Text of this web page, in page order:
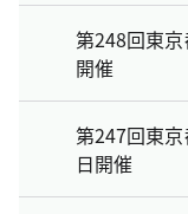
第248回東
開催
第247回東
日開催